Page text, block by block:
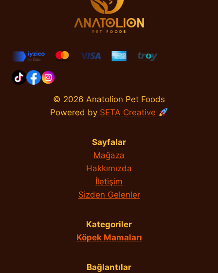
© 2026 Anatolion Pet Foods
Powered by SETA Creative
Sayfalar
Mağaza
Hakkımızda
İletişim
Sizden Gelenler
Kategoriler
Köpek Mamaları
Bağlantılar